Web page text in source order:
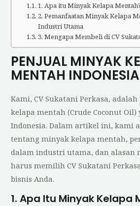
1. Apa itu Minyak Kelapa Mentah?
2. Pemanfaatan Minyak Kelapa
Industri Utama
3. Mengapa Membeli di CV
PENJUAL MINYAK
MENTAH INDONESIA
Kami, CV Sukatani Perkasa,
kelapa mentah (Crude Coconut
Indonesia. Dalam artikel ini, kami
tentang minyak kelapa mentah,
dalam industri utama, dan alasan
harus memilih CV Sukatani
bisnis Anda.
1. Apa Itu Minyak Kelapa